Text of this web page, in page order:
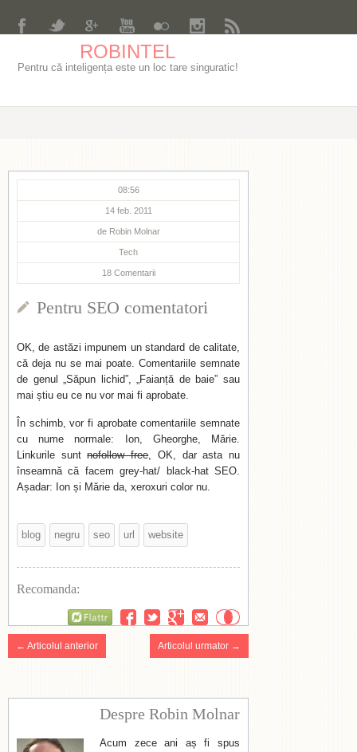
ROBINTEL
Pentru că inteligența este un loc tare singuratic!
08:56
14 feb. 2011
de Robin Molnar
Tech
18 Comentarii
Pentru SEO comentatori
OK, de astăzi impunem un standard de calitate,
că deja nu se mai poate. Comentariile semnate
de genul „Săpun lichid”, „Faianță de baie” sau
mai știu eu ce nu vor mai fi aprobate.
În schimb, vor fi aprobate comentariile semnate
cu nume normale: Ion, Gheorghe, Mărie.
Linkurile suntnofollow free, OK, dar asta nu
înseamnă că facem grey-hat/ black-hat SEO.
Așadar: Ion și Mărie da, xeroxuri color nu.
blog negru seo url website
Recomanda:
← Articolul anterior Articolul urmator →
Despre Robin Molnar
Acum zece ani aș fi spus